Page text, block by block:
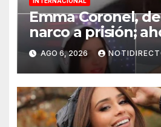
Emma Coronel,
narco a prisión;
tiktoker
AGO 6, 2026